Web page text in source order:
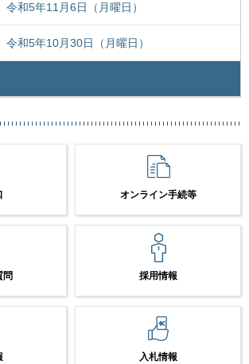
和5年11月6日（月曜日）
和5年10月30日（月曜日）
オンライン手続等
問 採用情報
入札情報